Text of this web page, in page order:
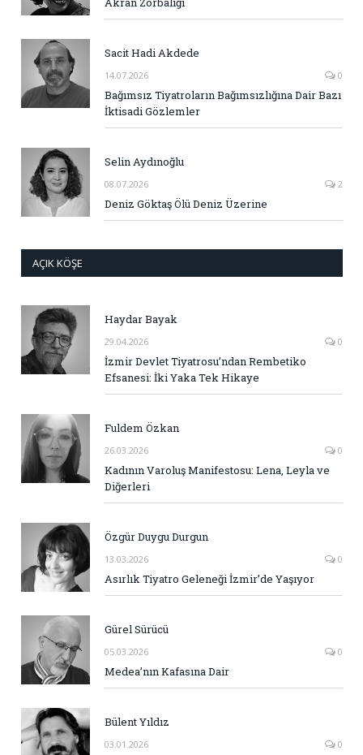
Sacit Hadi Akdede
14.07.2026 0
Bağımsız Tiyatroların Bağımsızlığına Dair Bazı
İktisadi Gözlemler
Selin Aydınoğlu
08.07.2026 2
Deniz Göktaş Ölü Deniz Üzerine
AÇIK KÖŞE
Haydar Bayak
29.04.2026 0
İzmir Devlet Tiyatrosu’ndan Rembetiko
Efsanesi: İki Yaka Tek Hikaye
Fuldem Özkan
26.03.2026 0
Kadının Varoluş Manifestosu: Lena, Leyla ve
Diğerleri
Özgür Duygu Durgun
13.03.2026 0
Asırlık Tiyatro Geleneği İzmir’de Yaşıyor
Gürel Sürücü
05.03.2026 0
Medea’nın Kafasına Dair
Bülent Yıldız
03.01.2026 0